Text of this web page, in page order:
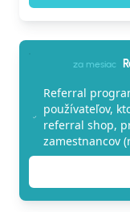
za mesiac
Referral
používateľov,
referral shop,
zamestnancov